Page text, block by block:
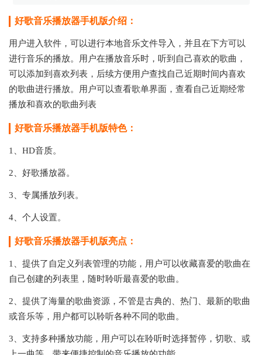
好歌音乐播放器手机版介绍：
用户进入软件，可以进行本地音乐文件导入，并且在下方可以
进行音乐的播放。用户在播放音乐时，听到自己喜欢的歌曲，
可以添加到喜欢列表，后续方便用户查找自己近期时间内喜欢
的歌曲进行播放。用户可以查看歌单界面，查看自己近期经常
播放和喜欢的歌曲列表
好歌音乐播放器手机版特色：
1、HD音质。
2、好歌播放器。
3、专属播放列表。
4、个人设置。
好歌音乐播放器手机版亮点：
1、提供了自定义列表管理的功能，用户可以收藏喜爱的歌曲在
自己创建的列表里，随时聆听最喜爱的歌曲。
2、提供了海量的歌曲资源，不管是古典的、热门、最新的歌曲
或音乐等，用户都可以聆听各种不同的歌曲。
3、支持多种播放功能，用户可以在聆听时选择暂停，切歌、或